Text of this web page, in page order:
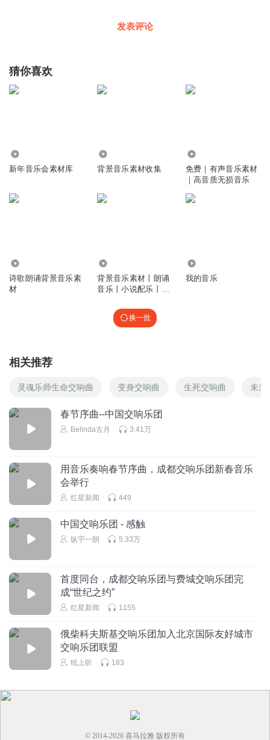
发表评论
猜你喜欢
新年音乐会素材库 背景音乐素材收集
免费｜有声音乐素材
｜高音质无损音乐
诗歌朗诵背景音乐素
材
背景音乐素材丨朗诵
音乐丨小说配乐丨场
我的音乐
换一批
相关推荐
灵魂乐师生命交响曲 变身交响曲 生死交响曲 未来
春节序曲--中国交响乐团
Belinda古月 3.41万
用音乐奏响春节序曲，成都交响乐团新春音乐
会举行
红星新闻 449
中国交响乐团 - 感触
纵宇一朗 5.33万
首度同台，成都交响乐团与费城交响乐团完
成“世纪之约”
红星新闻 1155
俄柴科夫斯基交响乐团加入北京国际友好城市
交响乐团联盟
纸上听 183
© 2014-2026 喜马拉雅 版权所有